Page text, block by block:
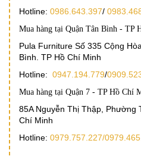
Hotline: 0986.643.397/
Mua hàng tại Quận Tân Bình - TP
Pula Furniture Số 335 Cộng
Bình. TP Hồ Chí Minh
Hotline: 0947.194.779/
Mua hàng tại Quận 7 - TP Hồ Chí
85A Nguyễn Thị Thập, Phường
Chí Minh
Hotline: 0979.757.227/